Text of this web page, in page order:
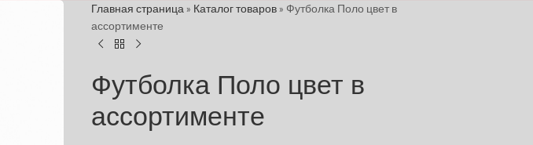
Главная страница » Каталог товаров» Футболка Поло цвет в
ассортименте
Футболка Поло цвет в
ассортименте